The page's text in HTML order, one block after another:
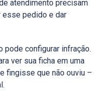
atendimento precisam
esse pedido e dar
configurar infração.
ver sua ficha em uma
fingisse que não ouviu –